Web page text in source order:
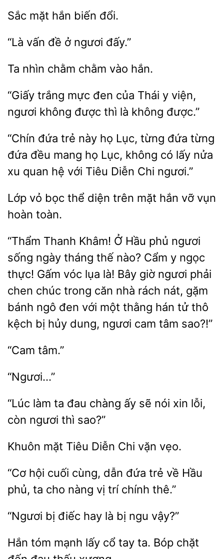
hắn đổi.
vấn ngươi đấy.”
Ta vào hắn.
“Giấy trắng mực của
y viện,
không được thì là không được.”
“Chín đứa trẻ này họ Lục, từng đứa từng
đứa đều mang họ
không
lấy nửa
xu
hệ với Tiêu Diễn Chi ngươi.”
Lớp vỏ thể diện trên mặt
vỡ vụn
hoàn
“Thẩm Thanh Khâm! Ở Hầu phủ
sống ngày
thế nào? Cẩm y ngọc
thực! Gấm vóc lụa là! Bây giờ ngươi
chen chúc trong căn nhà rách nát, gặm
bánh ngô đen với một thằng hán tử thô
kệch bị hủy dung, ngươi cam tâm sao?!”
“Ngươi…”
“Lúc làm đau
ấy sẽ nói xin lỗi,
còn ngươi thì
mặt Tiêu Diễn vẹo.
“Cơ hội cuối cùng, dẫn đứa trẻ về Hầu
phủ, ta
nàng trí chính
bị điếc hay là ngu
tóm lấy cổ
ta. Bóp chặt